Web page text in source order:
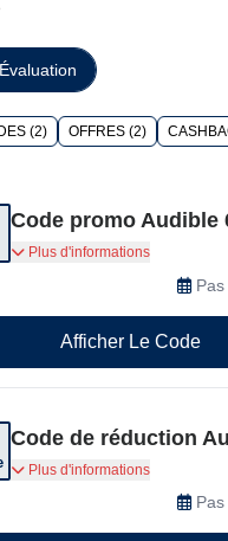
(2) OFFRES (2)
Code promo Audible
Bénéficiez de 60% de
mois d'abonnement en
Plus d'informations
Afficher Le Code
Code de réduction
Bénéficiez de 10% de
commande en utilisant le
Plus d'informations